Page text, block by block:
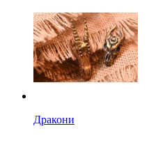
Дракони